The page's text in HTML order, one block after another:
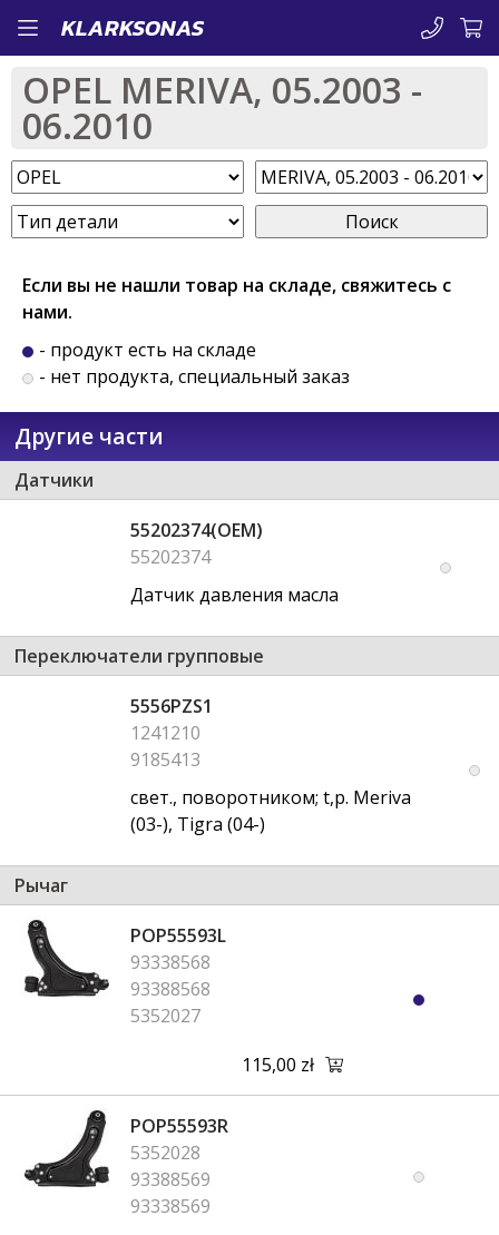
Перейти
к
основному
содержанию
KLARKSONAS
OPEL MERIVA, 05.2003 -
06.2010
Поиск
Если вы не нашли товар на складе, свяжитесь с
нами.
- продукт есть на складе
- нет продукта, специальный заказ
Другие части
Датчики
55202374(OEM)
55202374
Датчик давления масла
Переключатели групповые
5556PZS1
1241210
9185413
свет., поворотником; t,p. Meriva
(03-), Tigra (04-)
Рычаг
POP55593L
93338568
93388568
5352027
115,00 zł
POP55593R
5352028
93388569
93338569